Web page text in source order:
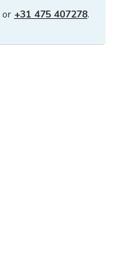
or +31 475 407278.